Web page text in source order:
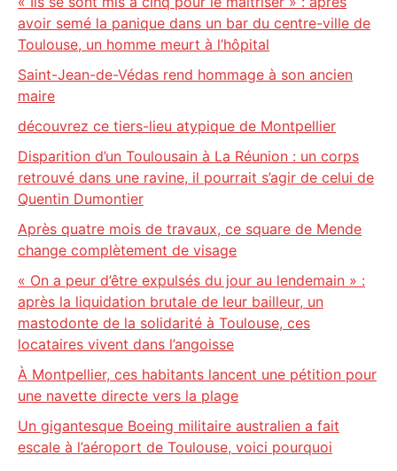
avoir semé la panique dans un bar du centre-ville de
Toulouse, un homme meurt à l’hôpital
Saint-Jean-de-Védas rend hommage à son ancien
maire
découvrez ce tiers-lieu atypique de Montpellier
Disparition d’un Toulousain à La Réunion : un corps
retrouvé dans une ravine, il pourrait s’agir de celui de
Quentin Dumontier
Après quatre mois de travaux, ce square de Mende
change complètement de visage
« On a peur d’être expulsés du jour au lendemain » :
après la liquidation brutale de leur bailleur, un
mastodonte de la solidarité à Toulouse, ces
locataires vivent dans l’angoisse
À Montpellier, ces habitants lancent une pétition pour
une navette directe vers la plage
Un gigantesque Boeing militaire australien a fait
escale à l’aéroport de Toulouse, voici pourquoi